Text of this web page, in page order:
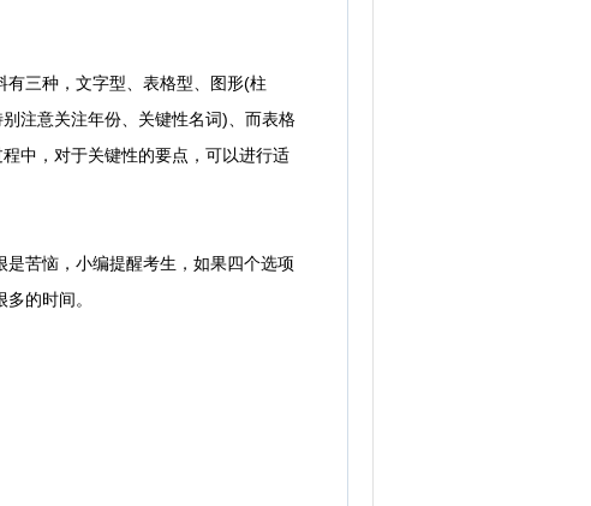
三种，文字型、表格型、图形(柱
注意关注年份、关键性名词)、而表格
中，对于关键性的要点，可以进行适
苦恼，小编提醒考生，如果四个选项
的时间。